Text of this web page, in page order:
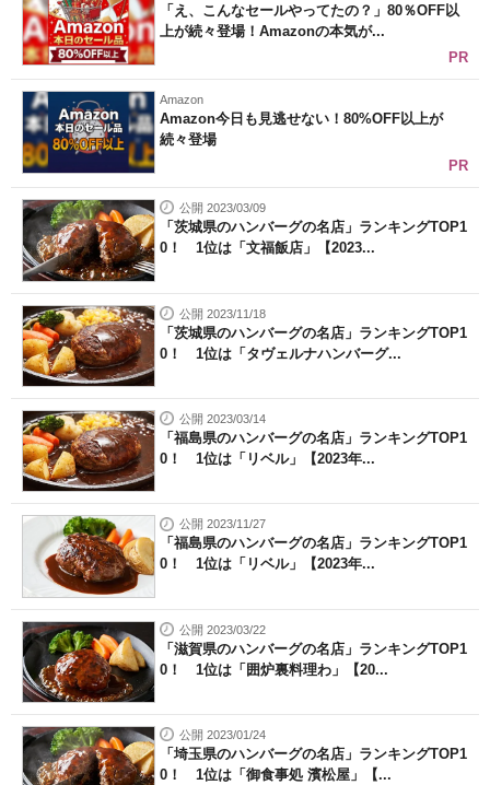
「え、こんなセールやってたの？」80％OFF以
上が続々登場！Amazonの本気が...
PR
Amazon
Amazon今日も見逃せない！80%OFF以上が
続々登場
PR
公開 2023/03/09
「茨城県のハンバーグの名店」ランキングTOP1
0！ 1位は「文福飯店」【2023...
公開 2023/11/18
「茨城県のハンバーグの名店」ランキングTOP1
0！ 1位は「タヴェルナハンバーグ...
公開 2023/03/14
「福島県のハンバーグの名店」ランキングTOP1
0！ 1位は「リベル」【2023年...
公開 2023/11/27
「福島県のハンバーグの名店」ランキングTOP1
0！ 1位は「リベル」【2023年...
公開 2023/03/22
「滋賀県のハンバーグの名店」ランキングTOP1
0！ 1位は「囲炉裏料理わ」【20...
公開 2023/01/24
「埼玉県のハンバーグの名店」ランキングTOP1
0！ 1位は「御食事処 濱松屋」【...